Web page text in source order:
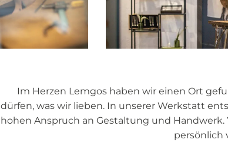
Im Herzen Lemgos haben wir einen Ort
dürfen, was wir lieben. In unserer Werkstatt
hohen Anspruch an Gestaltung und
persönlich